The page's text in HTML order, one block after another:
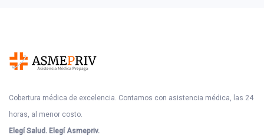
Cobertura médica de excelencia. Contamos con asistencia médica, las 24
horas, al menor costo.
Elegí Salud. Elegí Asmepriv.